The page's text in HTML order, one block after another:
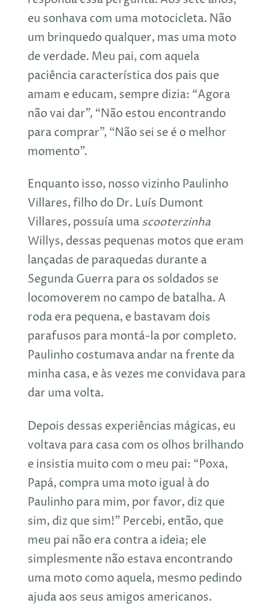
eu sonhava com uma motocicleta. Não
um brinquedo qualquer, mas uma moto
de verdade. Meu pai, com aquela
paciência característica dos pais que
amam e educam, sempre dizia: “Agora
não vai dar”, “Não estou encontrando
para comprar”, “Não sei se é o melhor
momento”.
Enquanto isso, nosso vizinho Paulinho
Villares, filho do Dr. Luís Dumont
Villares, possuía uma scooterzinha
Willys, dessas pequenas motos que eram
lançadas de paraquedas durante a
Segunda Guerra para os soldados se
locomoverem no campo de batalha. A
roda era pequena, e bastavam dois
parafusos para montá-la por completo.
Paulinho costumava andar na frente da
minha casa, e às vezes me convidava para
dar uma volta.
Depois dessas experiências mágicas, eu
voltava para casa com os olhos brilhando
e insistia muito com o meu pai: “Poxa,
Papá, compra uma moto igual à do
Paulinho para mim, por favor, diz que
sim, diz que sim!” Percebi, então, que
meu pai não era contra a ideia; ele
simplesmente não estava encontrando
uma moto como aquela, mesmo pedindo
ajuda aos seus amigos americanos.